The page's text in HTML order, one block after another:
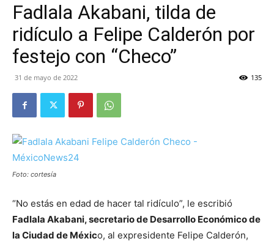
Fadlala Akabani, tilda de
ridículo a Felipe Calderón por
festejo con “Checo”
31 de mayo de 2022 135
Foto: cortesía
“No estás en edad de hacer tal ridículo”, le escribió
Fadlala Akabani, secretario de Desarrollo Económico de
la Ciudad de México, al expresidente Felipe Calderón,